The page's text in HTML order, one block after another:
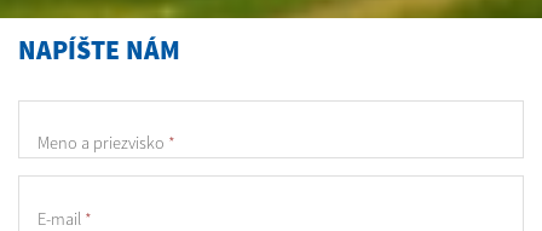
NAPÍŠTE NÁM
Meno a priezvisko *
E-mail *